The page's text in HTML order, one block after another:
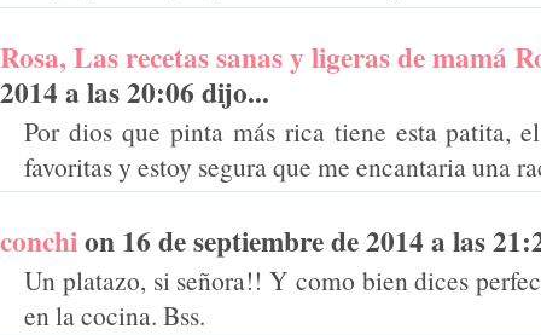
Rosa, Las recetas sanas y ligeras de mamá
2014 a las 20:06 dijo...
Por dios que pinta más rica tiene esta patita,
favoritas y estoy segura que me encantaria una
conchion 16 de septiembre de 2014 a las
Un platazo, si señora!! Y como bien dices
en la cocina. Bss.